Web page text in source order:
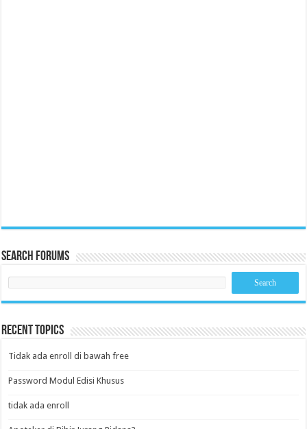
Search Forums
Recent Topics
Tidak ada enroll di bawah free
Password Modul Edisi Khusus
tidak ada enroll